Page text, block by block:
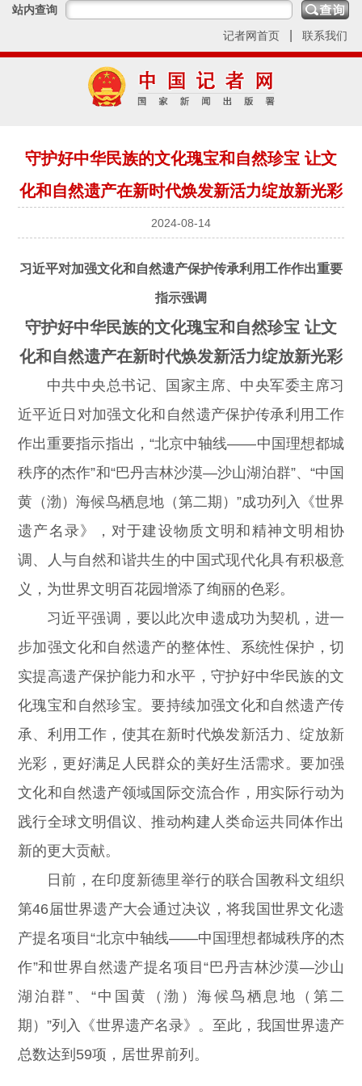
站内查询
记者网首页
联系我们
守护好中华民族的文化瑰宝和自然珍宝 让文
化和自然遗产在新时代焕发新活力绽放新光彩
2024-08-14
习近平对加强文化和自然遗产保护传承利用工作作出重要
指示强调
守护好中华民族的文化瑰宝和自然珍宝 让文
化和自然遗产在新时代焕发新活力绽放新光彩
中共中央总书记、国家主席、中央军委主席习
近平近日对加强文化和自然遗产保护传承利用工作
作出重要指示指出，“北京中轴线——中国理想都城
秩序的杰作”和“巴丹吉林沙漠—沙山湖泊群”、“中国
黄（渤）海候鸟栖息地（第二期）”成功列入《世界
遗产名录》，对于建设物质文明和精神文明相协
调、人与自然和谐共生的中国式现代化具有积极意
义，为世界文明百花园增添了绚丽的色彩。
习近平强调，要以此次申遗成功为契机，进一
步加强文化和自然遗产的整体性、系统性保护，切
实提高遗产保护能力和水平，守护好中华民族的文
化瑰宝和自然珍宝。要持续加强文化和自然遗产传
承、利用工作，使其在新时代焕发新活力、绽放新
光彩，更好满足人民群众的美好生活需求。要加强
文化和自然遗产领域国际交流合作，用实际行动为
践行全球文明倡议、推动构建人类命运共同体作出
新的更大贡献。
日前，在印度新德里举行的联合国教科文组织
第46届世界遗产大会通过决议，将我国世界文化遗
产提名项目“北京中轴线——中国理想都城秩序的杰
作”和世界自然遗产提名项目“巴丹吉林沙漠—沙山
湖泊群”、“中国黄（渤）海候鸟栖息地（第二
期）”列入《世界遗产名录》。至此，我国世界遗产
总数达到59项，居世界前列。